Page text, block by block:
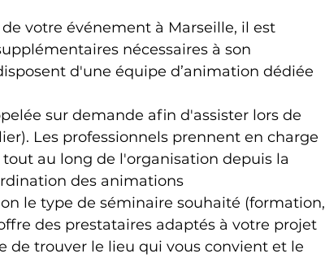
votre événement à Marseille, il est
nécessaires à son
d'une équipe d’animation dédiée
sur demande afin d'assister lors de
Les professionnels prennent en charge
au long de l'organisation depuis la
des animations
le type de séminaire souhaité (formation,
des prestataires adaptés à votre projet
de trouver le lieu qui vous convient et le